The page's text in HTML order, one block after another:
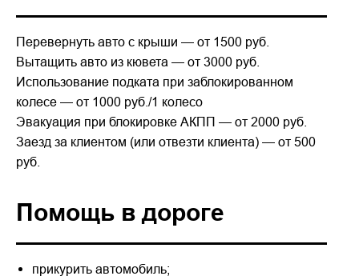
Перевернуть авто с крыши — от 1500 руб.
Вытащить авто из кювета — от 3000 руб.
Использование подката при заблокированном
колесе — от 1000 руб./1 колесо
Эвакуация при блокировке АКПП — от 2000 руб.
Заезд за клиентом (или отвезти клиента) — от 500
руб.
Помощь в дороге
прикурить автомобиль;